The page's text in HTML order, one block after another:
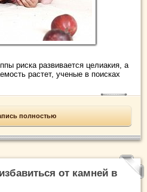
риска развивается целиакия, а
растет, ученые в поисках
полностью
от камней в